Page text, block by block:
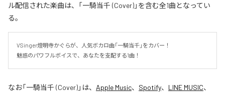
ル配信された楽曲は、「一騎当千 (Cover)」を含む全1曲となってい
る。
VSinger燈明寺かぐらが、人気ボカロ曲「一騎当千」をカバー！
魅惑のパワフルボイスで、あなたを支配する1曲！
なお「一騎当千 (Cover)」は、 Apple Music、 Spotify、 LINE MUSIC、